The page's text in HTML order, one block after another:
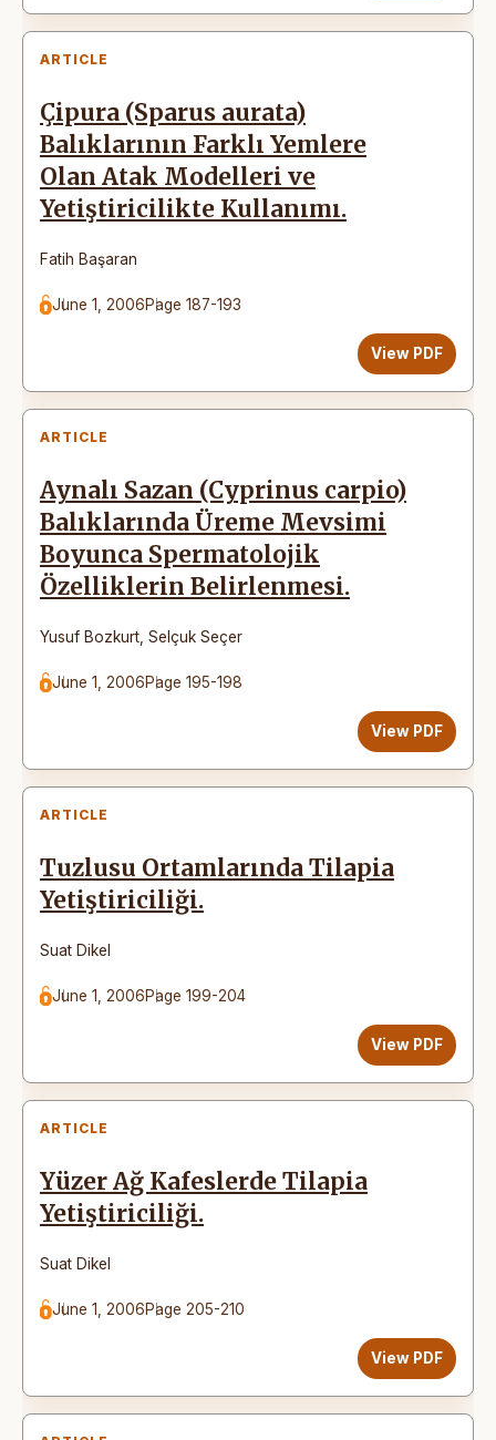
ARTICLE
Çipura (Sparus aurata)
Balıklarının Farklı Yemlere
Olan Atak Modelleri ve
Yetiştiricilikte Kullanımı.
Fatih Başaran
June 1, 2006Page 187-193
View PDF
ARTICLE
Aynalı Sazan (Cyprinus carpio)
Balıklarında Üreme Mevsimi
Boyunca Spermatolojik
Özelliklerin Belirlenmesi.
Yusuf Bozkurt Selçuk Seçer
June 1, 2006Page 195-198
View PDF
ARTICLE
Tuzlusu Ortamlarında Tilapia
Yetiştiriciliği.
Suat Dikel
June 1, 2006Page 199-204
View PDF
ARTICLE
Yüzer Ağ Kafeslerde Tilapia
Yetiştiriciliği.
Suat Dikel
June 1, 2006Page 205-210
View PDF